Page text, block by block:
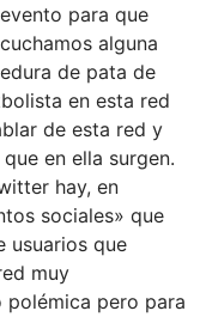
para que
alguna
de pata de
en esta red
de esta red y
en ella surgen.
hay, en
sociales» que
usuarios que
muy
pero para